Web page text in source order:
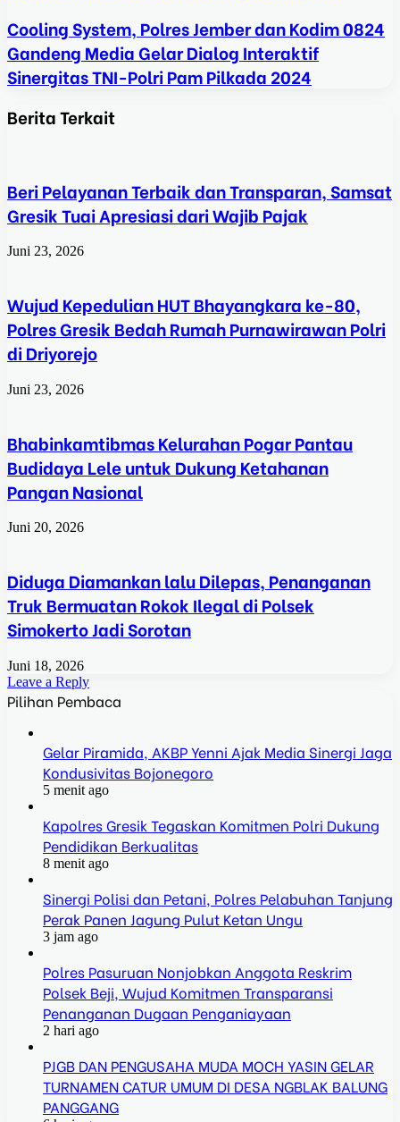
Cooling System, Polres Jember dan Kodim 0824
Gandeng Media Gelar Dialog Interaktif
Sinergitas TNI-Polri Pam Pilkada 2024
Berita Terkait
Beri Pelayanan Terbaik dan Transparan, Samsat
Gresik Tuai Apresiasi dari Wajib Pajak
Juni 23, 2026
Wujud Kepedulian HUT Bhayangkara ke-80,
Polres Gresik Bedah Rumah Purnawirawan Polri
di Driyorejo
Juni 23, 2026
Bhabinkamtibmas Kelurahan Pogar Pantau
Budidaya Lele untuk Dukung Ketahanan
Pangan Nasional
Juni 20, 2026
Diduga Diamankan lalu Dilepas, Penanganan
Truk Bermuatan Rokok Ilegal di Polsek
Simokerto Jadi Sorotan
Juni 18, 2026
Leave a Reply
Pilihan Pembaca
Gelar Piramida, AKBP Yenni Ajak Media Sinergi Jaga
Kondusivitas Bojonegoro
5 menit ago
Kapolres Gresik Tegaskan Komitmen Polri Dukung
Pendidikan Berkualitas
8 menit ago
Sinergi Polisi dan Petani, Polres Pelabuhan Tanjung
Perak Panen Jagung Pulut Ketan Ungu
3 jam ago
Polres Pasuruan Nonjobkan Anggota Reskrim
Polsek Beji, Wujud Komitmen Transparansi
Penanganan Dugaan Penganiayaan
2 hari ago
PJGB DAN PENGUSAHA MUDA MOCH YASIN GELAR
TURNAMEN CATUR UMUM DI DESA NGBLAK BALUNG
PANGGANG